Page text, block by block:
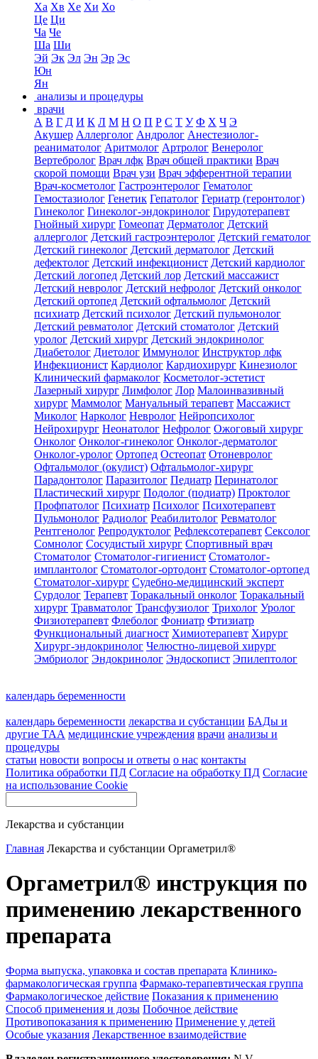
Ха Хв Хе Хи Хо
Це Ци
Ча Че
Ша Ши
Эй Эк Эл Эн Эр Эс
Юн
Ян
анализы и процедуры
врачи
А В Г Д И К Л М Н О П Р С Т У Ф Х Ч Э
Акушер Аллерголог Андролог Анестезиолог-
реаниматолог Аритмолог Артролог Венеролог
Вертебролог Врач лфк Врач общей практики Врач
скорой помощи Врач узи Врач эфферентной терапии
Врач-косметолог Гастроэнтеролог Гематолог
Гемостазиолог Генетик Гепатолог Гериатр (геронтолог)
Гинеколог Гинеколог-эндокринолог Гирудотерапевт
Гнойный хирург Гомеопат Дерматолог Детский
аллерголог Детский гастроэнтеролог Детский гематолог
Детский гинеколог Детский дерматолог Детский
дефектолог Детский инфекционист Детский кардиолог
Детский логопед Детский лор Детский массажист
Детский невролог Детский нефролог Детский онколог
Детский ортопед Детский офтальмолог Детский
психиатр Детский психолог Детский пульмонолог
Детский ревматолог Детский стоматолог Детский
уролог Детский хирург Детский эндокринолог
Диабетолог Диетолог Иммунолог Инструктор лфк
Инфекционист Кардиолог Кардиохирург Кинезиолог
Клинический фармаколог Косметолог-эстетист
Лазерный хирург Лимфолог Лор Малоинвазивный
хирург Маммолог Мануальный терапевт Массажист
Миколог Нарколог Невролог Нейропсихолог
Нейрохирург Неонатолог Нефролог Ожоговый хирург
Онколог Онколог-гинеколог Онколог-дерматолог
Онколог-уролог Ортопед Остеопат Отоневролог
Офтальмолог (окулист) Офтальмолог-хирург
Парадонтолог Паразитолог Педиатр Перинатолог
Пластический хирург Подолог (подиатр) Проктолог
Профпатолог Психиатр Психолог Психотерапевт
Пульмонолог Радиолог Реабилитолог Ревматолог
Рентгенолог Репродуктолог Рефлексотерапевт Сексолог
Сомнолог Сосудистый хирург Спортивный врач
Стоматолог Стоматолог-гигиенист Стоматолог-
имплантолог Стоматолог-ортодонт Стоматолог-ортопед
Стоматолог-хирург Судебно-медицинский эксперт
Сурдолог Терапевт Торакальный онколог Торакальный
хирург Травматолог Трансфузиолог Трихолог Уролог
Физиотерапевт Флеболог Фониатр Фтизиатр
Функциональный диагност Химиотерапевт Хирург
Хирург-эндокринолог Челюстно-лицевой хирург
Эмбриолог Эндокринолог Эндоскопист Эпилептолог
календарь беременности
календарь беременности лекарства и субстанции БАДы и
другие ТАА медицинские учреждения врачи анализы и
процедуры
статьи новости вопросы и ответы о нас контакты
Политика обработки ПД Согласие на обработку ПД Согласие
на использование Cookie
Лекарства и субстанции
Главная Лекарства и субстанции Оргаметрил®
Оргаметрил® инструкция по
применению лекарственного
препарата
Форма выпуска, упаковка и состав препарата Клинико-
фармакологическая группа Фармако-терапевтическая группа
Фармакологическое действие Показания к применению
Способ применения и дозы Побочное действие
Противопоказания к применению Применение у детей
Особые указания Лекарственное взаимодействие